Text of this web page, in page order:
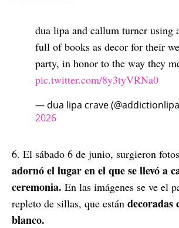
dua lipa and callum turner using
full of books as decor for their
party, in honor to the way they
pic.twitter.com/8y3tyVRNa0
— dua lipa crave
2026
6. El sábado 6 de junio, surgieron
adornó el lugar en el que se llevó a
ceremonia. En las imágenes se ve el
repleto de sillas, que están decoradas
blanco.